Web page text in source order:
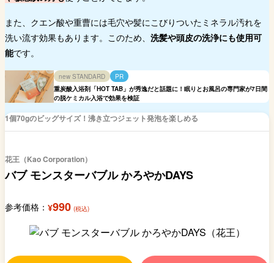
また、クエン酸や重曹には毛穴や髪にこびりついたミネラル汚れを
洗い流す効果もあります。このため、 洗髪や頭皮の洗浄にも使用可
能です。
new STANDARD
PR
重炭酸入浴剤「HOT TAB」が秀逸だと話題に！眠りとお風呂の専門家が7日間
の脱ケミカル入浴で効果を検証
1個70gのビッグサイズ！沸き立つジェット発泡を楽しめる
花王（Kao Corporation）
バブ モンスターバブル かろやかDAYS
参考価格： ¥990 (税込)